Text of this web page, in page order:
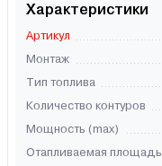
Характеристики
Артикул
Монтаж
Тип топлива
Количество контуров
Мощность (max)
Отапливаемая площадь